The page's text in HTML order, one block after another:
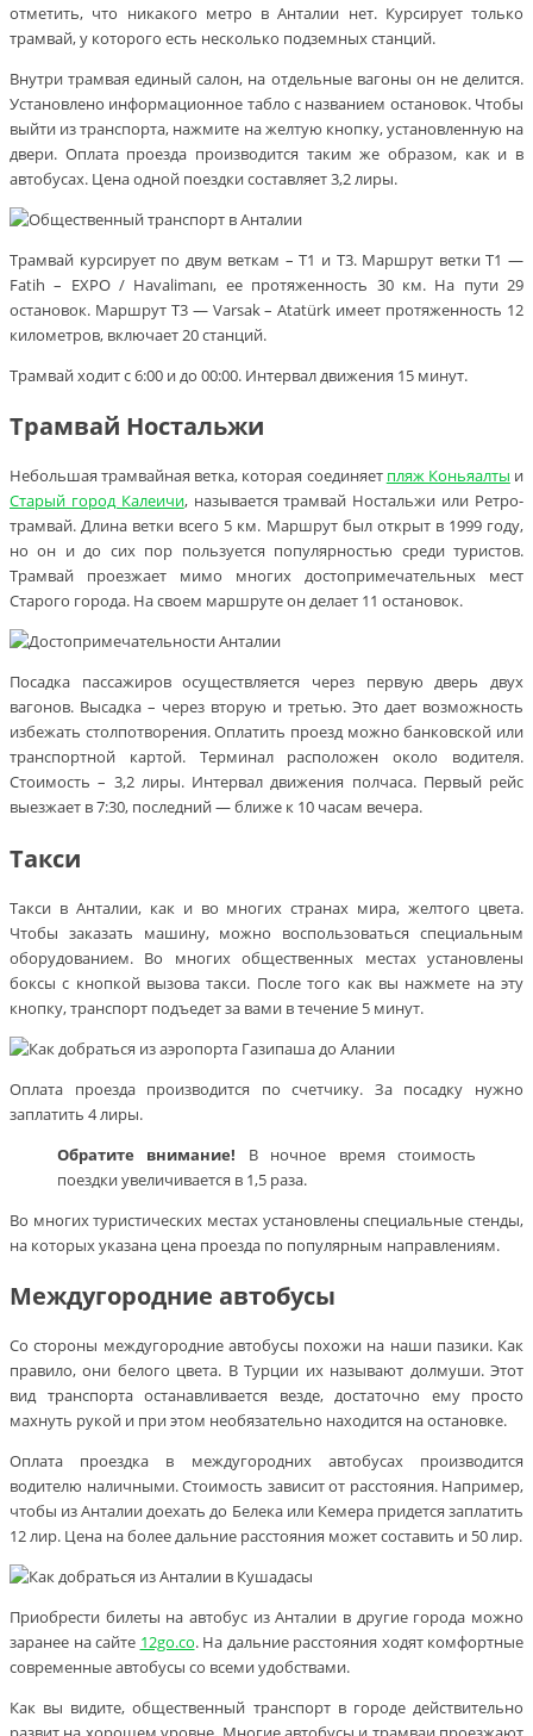
отметить, что никакого метро в Анталии нет. Курсирует только
трамвай, у которого есть несколько подземных станций.
Внутри трамвая единый салон, на отдельные вагоны он не делится.
Установлено информационное табло с названием остановок. Чтобы
выйти из транспорта, нажмите на желтую кнопку, установленную на
двери. Оплата проезда производится таким же образом, как и в
автобусах. Цена одной поездки составляет 3,2 лиры.
Трамвай курсирует по двум веткам – Т1 и Т3. Маршрут ветки Т1 —
Fatih – EXPO / Havalimanı, ее протяженность 30 км. На пути 29
остановок. Маршрут Т3 — Varsak – Atatürk имеет протяженность 12
километров, включает 20 станций.
Трамвай ходит с 6:00 и до 00:00. Интервал движения 15 минут.
Трамвай Ностальжи
Небольшая трамвайная ветка, которая соединяет пляж Коньяалты и
Старый город Калеичи, называется трамвай Ностальжи или Ретро-
трамвай. Длина ветки всего 5 км. Маршрут был открыт в 1999 году,
но он и до сих пор пользуется популярностью среди туристов.
Трамвай проезжает мимо многих достопримечательных мест
Старого города. На своем маршруте он делает 11 остановок.
Посадка пассажиров осуществляется через первую дверь двух
вагонов. Высадка – через вторую и третью. Это дает возможность
избежать столпотворения. Оплатить проезд можно банковской или
транспортной картой. Терминал расположен около водителя.
Стоимость – 3,2 лиры. Интервал движения полчаса. Первый рейс
выезжает в 7:30, последний — ближе к 10 часам вечера.
Такси
Такси в Анталии, как и во многих странах мира, желтого цвета.
Чтобы заказать машину, можно воспользоваться специальным
оборудованием. Во многих общественных местах установлены
боксы с кнопкой вызова такси. После того как вы нажмете на эту
кнопку, транспорт подъедет за вами в течение 5 минут.
Оплата проезда производится по счетчику. За посадку нужно
заплатить 4 лиры.
Обратите внимание! В ночное время стоимость
поездки увеличивается в 1,5 раза.
Во многих туристических местах установлены специальные стенды,
на которых указана цена проезда по популярным направлениям.
Междугородние автобусы
Со стороны междугородние автобусы похожи на наши пазики. Как
правило, они белого цвета. В Турции их называют долмуши. Этот
вид транспорта останавливается везде, достаточно ему просто
махнуть рукой и при этом необязательно находится на остановке.
Оплата проездка в междугородних автобусах производится
водителю наличными. Стоимость зависит от расстояния. Например,
чтобы из Анталии доехать до Белека или Кемера придется заплатить
12 лир. Цена на более дальние расстояния может составить и 50 лир.
Приобрести билеты на автобус из Анталии в другие города можно
заранее на сайте 12go.co. На дальние расстояния ходят комфортные
современные автобусы со всеми удобствами.
Как вы видите, общественный транспорт в городе действительно